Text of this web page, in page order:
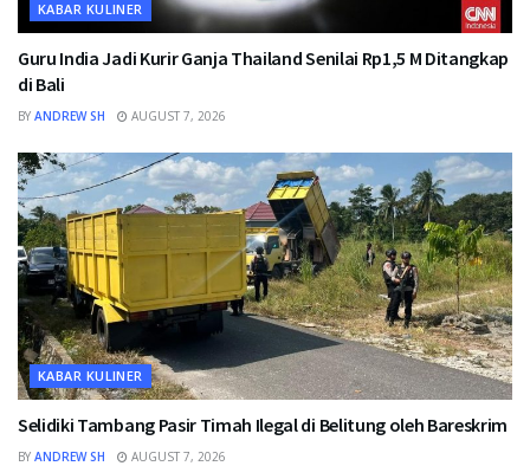
KABAR KULINER
Guru India Jadi Kurir Ganja Thailand Senilai Rp1,5 M Ditangkap
di Bali
BY ANDREW SH AUGUST 7, 2026
KABAR KULINER
Selidiki Tambang Pasir Timah Ilegal di Belitung oleh Bareskrim
BY ANDREW SH AUGUST 7, 2026